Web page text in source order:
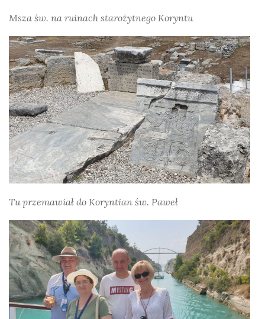
Msza św. na ruinach starożytnego Koryntu
Tu przemawiał do Koryntian św. Paweł